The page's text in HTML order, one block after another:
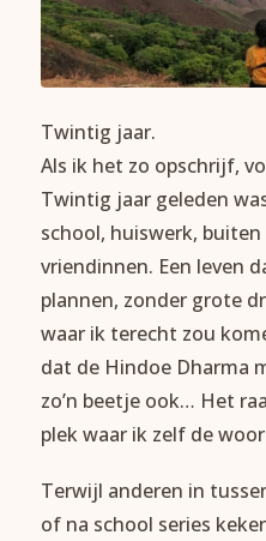
Twintig jaar.
Als ik het zo opschrijf,
Twintig jaar geleden
school, huiswerk,
vriendinnen. Een leven
plannen, zonder grote
waar ik terecht zou
dat de Hindoe Dharma
zo’n beetje ook… Het
plek waar ik zelf de
Terwijl anderen in
of na school series